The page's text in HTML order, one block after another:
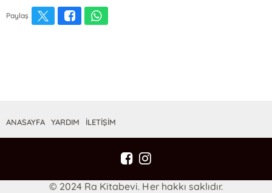
Paylaş
ANASAYFA YARDIM İLETİŞİM
© 2024 Ra Kitabevi. Her hakkı saklıdır.